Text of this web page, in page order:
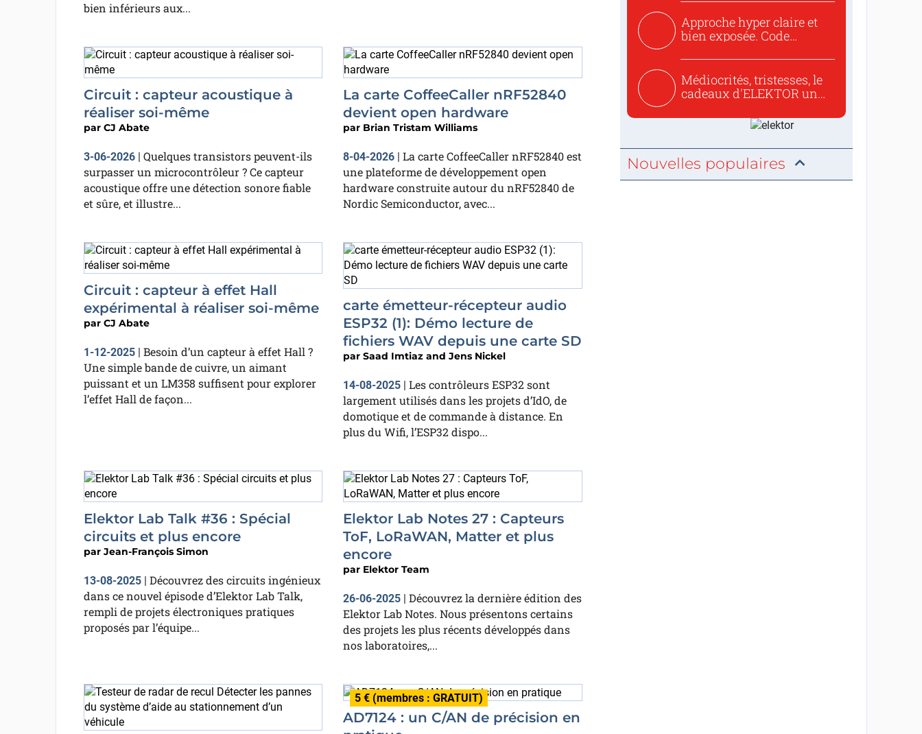
bien inférieurs aux...
Circuit : capteur acoustique à
réaliser soi-même
par CJ Abate
3-06-2026| Quelques transistors peuvent-ils
surpasser un microcontrôleur ? Ce capteur
acoustique offre une détection sonore fiable
et sûre, et illustre...
La carte CoffeeCaller nRF52840
devient open hardware
par Brian Tristam Williams
8-04-2026 | La carte CoffeeCaller nRF52840 est
une plateforme de développement open
hardware construite autour du nRF52840 de
Nordic Semiconductor, avec...
Circuit : capteur à effet Hall
expérimental à réaliser soi-même
par CJ Abate
1-12-2025| Besoin d’un capteur à effet Hall ?
Une simple bande de cuivre, un aimant
puissant et un LM358 suffisent pour explorer
l’effet Hall de façon...
carte émetteur-récepteur audio
ESP32 (1): Démo lecture de
fichiers WAV depuis une carte SD
par Saad Imtiaz and Jens Nickel
14-08-2025 | Les contrôleurs ESP32 sont
largement utilisés dans les projets d’IdO, de
domotique et de commande à distance. En
plus du Wifi, l’ESP32 dispo...
Elektor Lab Talk #36 : Spécial
circuits et plus encore
par Jean-François Simon
13-08-2025| Découvrez des circuits ingénieux
dans ce nouvel épisode d’Elektor Lab Talk,
rempli de projets électroniques pratiques
proposés par l’équipe...
Elektor Lab Notes 27 : Capteurs
ToF, LoRaWAN, Matter et plus
encore
par Elektor Team
26-06-2025 | Découvrez la dernière édition des
Elektor Lab Notes. Nous présentons certains
des projets les plus récents développés dans
nos laboratoires,...
5 € (membres : GRATUIT)
AD7124 : un C/AN de précision en
Approche hyper claire et
bien exposée. Code
Médiocrités, tristesses, le
cadeaux d'ELEKTOR un
Nouvelles populaires